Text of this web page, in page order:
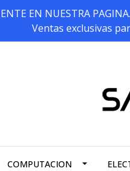
EN NUESTRA
Ventas exclusivas
COMPUTACION